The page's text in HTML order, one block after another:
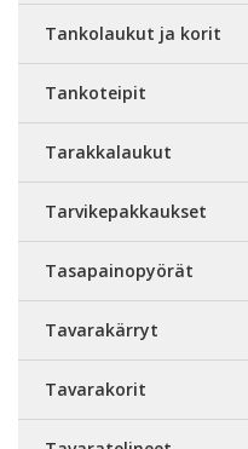
Tankolaukut ja korit
Tankoteipit
Tarakkalaukut
Tarvikepakkaukset
Tasapainopyörät
Tavarakärryt
Tavarakorit